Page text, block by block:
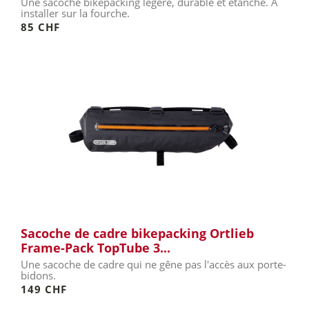
installer sur la fourche.
85 CHF
Sacoche de cadre bikepacking Ortlieb
Frame-Pack TopTube 3...
Une sacoche de cadre qui ne gêne pas l'accès aux porte-
bidons.
149 CHF